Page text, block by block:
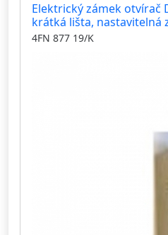
Elektrický zámek otvírač
krátká lišta, nastavitelná
4FN 877 19/K